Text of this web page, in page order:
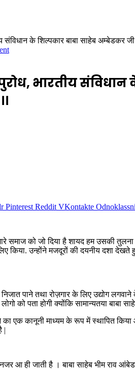
के शिल्पकार बाबा साहेब अम्बेडकर
भारतीय संविधान
Pinterest Reddit VKontakte
समाज को जो दिया है शायद हम उसकी
किया. उन्होंने मजदूरों की दयनीय दशा
पाने तथा रोज़गार के लिए उद्योग
को पता होगी क्योंकि सामान्यतया
एक कानूनी माध्यम के रूप में स्थापित
|
आ ही जाती है । बाबा साहेब भीम राव